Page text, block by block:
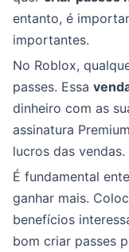
entanto, é
importantes.
No Roblox,
passes. Essa
dinheiro com as
assinatura
lucros das vendas.
É fundamental
ganhar mais.
benefícios
bom criar passes